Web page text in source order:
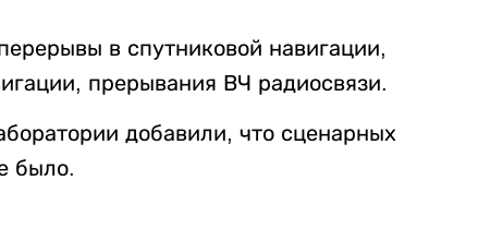
в спутниковой навигации,
прерывания ВЧ радиосвязи.
добавили, что сценарных
было.